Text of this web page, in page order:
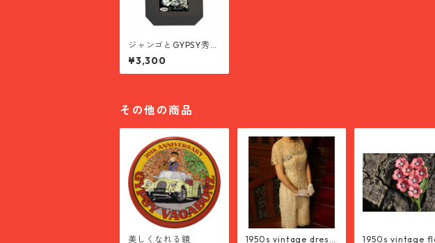
ジャンゴとGYPSY秀子
が遂に出逢った歴史的
BAG
¥3,300
その他の商品
美しくなれる鏡 1950s vintage dress 1950s vintage